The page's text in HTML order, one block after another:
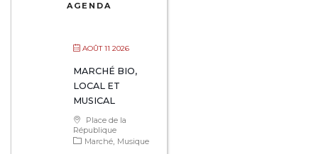
AGENDA
AOÛT 11 2026
MARCHÉ BIO,
LOCAL ET
MUSICAL
Place de la
République
Marché Musique